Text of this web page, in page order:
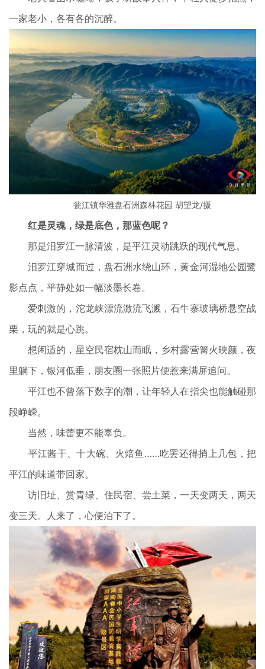
一家老小，各有各的沉醉。
瓮江镇华雅盘石洲森林花园 胡望龙/摄
红是灵魂，绿是底色，那蓝色呢？
那是汨罗江一脉清波，是平江灵动跳跃的现代气息。
汨罗江穿城而过，盘石洲水绕山环，黄金河湿地公园鹭
影点点，平静处如一幅淡墨长卷。
爱刺激的，沱龙峡漂流激流飞溅，石牛寨玻璃桥悬空战
栗，玩的就是心跳。
想闲适的，星空民宿枕山而眠，乡村露营篝火映颜，夜
里躺下，银河低垂，朋友圈一张照片便惹来满屏追问。
平江也不曾落下数字的潮，让年轻人在指尖也能触碰那
段峥嵘。
当然，味蕾更不能辜负。
平江酱干、十大碗、火焙鱼……吃罢还得捎上几包，把
平江的味道带回家。
访旧址、赏青绿、住民宿、尝土菜，一天变两天，两天
变三天。人来了，心便泊下了。